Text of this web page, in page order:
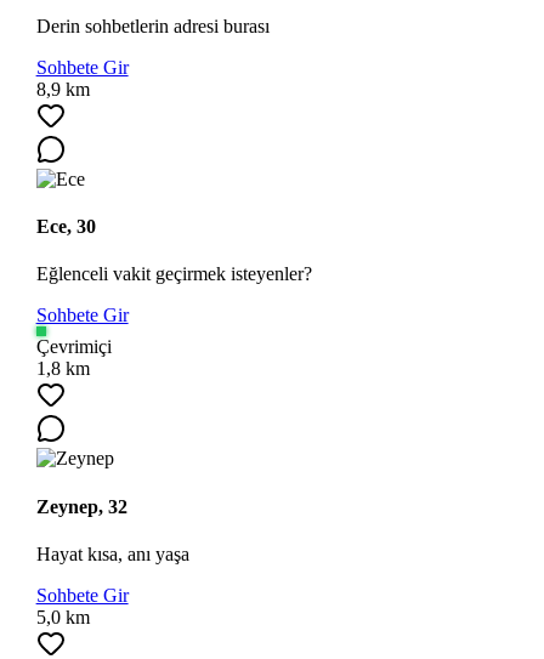
Derin sohbetlerin adresi burası
Sohbete Gir
8,9 km
Ece, 30
Eğlenceli vakit geçirmek isteyenler?
Sohbete Gir
Çevrimiçi
1,8 km
Zeynep, 32
Hayat kısa, anı yaşa
Sohbete Gir
5,0 km